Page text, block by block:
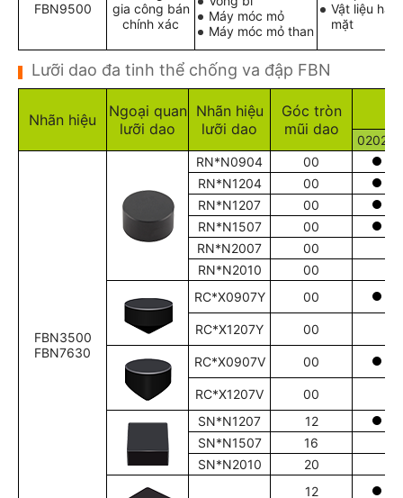
FBN9500
gia công bán
chính xác
Máy móc mỏ
Máy móc mỏ than
Vật liệu
mặt
Lưỡi dao đa tinh thể chống va đập FBN
Nhãn hiệu
Ngoại quan
lưỡi dao
Nhãn hiệu
lưỡi dao
Góc tròn
mũi dao
02020
FBN3500
FBN7630
RN*N0904
00
RN*N1204
00
RN*N1207
00
RN*N1507
00
RN*N2007
00
RN*N2010
00
RC*X0907Y
00
RC*X1207Y 00
RC*X0907V 00
RC*X1207V
00
SN*N1207
12
SN*N1507
16
SN*N2010
20
12